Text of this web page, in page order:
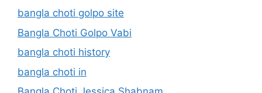
bangla choti golpo site
Bangla Choti Golpo Vabi
bangla choti history
bangla choti in